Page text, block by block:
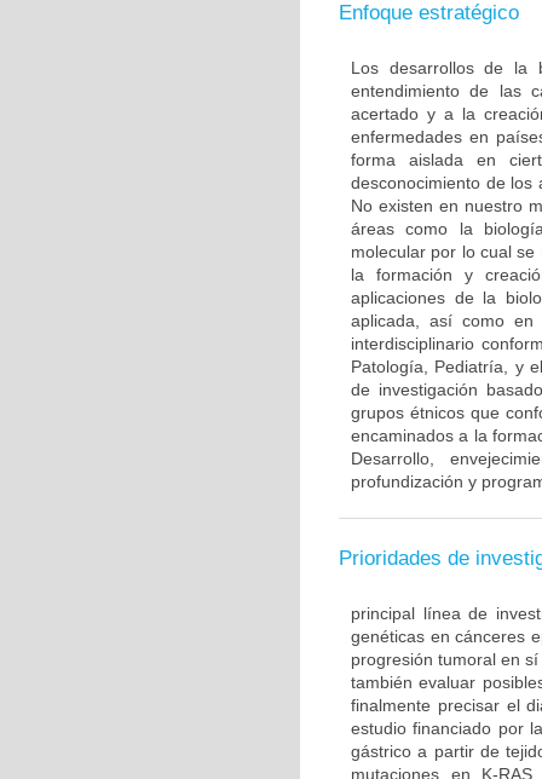
Enfoque estratégico
Los desarrollos de la
entendimiento de las
acertado y a la
enfermedades en
forma aislada en
desconocimiento de los
No existen en nuestro
áreas como la
molecular por lo cual
la formación y
aplicaciones de la
aplicada, así como en
interdisciplinario
Patología, Pediatría, y
de investigación
grupos étnicos que
encaminados a la
Desarrollo,
profundización y
Prioridades de
principal línea de
genéticas en cánceres
progresión tumoral en
también evaluar
finalmente precisar el
estudio financiado por
gástrico a partir de
mutaciones en K-